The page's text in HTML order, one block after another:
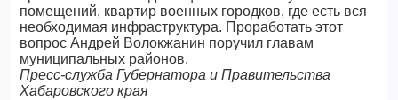
помещений, квартир военных городков, где есть вся
необходимая инфраструктура. Проработать этот
вопрос Андрей Волокжанин поручил главам
муниципальных районов.
Пресс-служба Губернатора и Правительства
Хабаровского края